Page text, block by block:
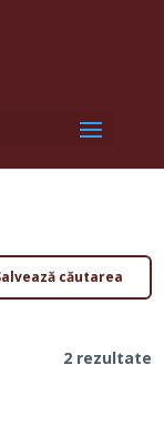
căutarea
2 rezultate